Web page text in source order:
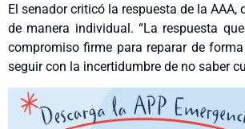
El senador criticó la respuesta de la
de manera individual. “La respuesta
compromiso firme para reparar de
seguir con la incertidumbre de no saber